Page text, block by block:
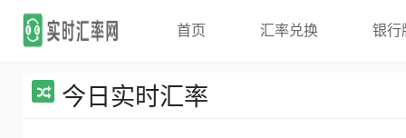
首页 汇率兑换 银行
今日实时汇率